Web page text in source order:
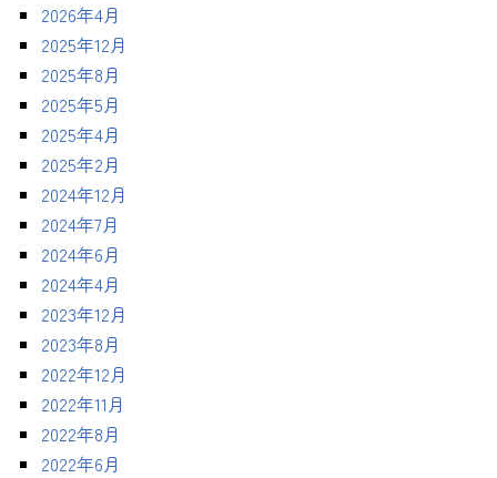
2026年4月
2025年12月
2025年8月
2025年5月
2025年4月
2025年2月
2024年12月
2024年7月
2024年6月
2024年4月
2023年12月
2023年8月
2022年12月
2022年11月
2022年8月
2022年6月